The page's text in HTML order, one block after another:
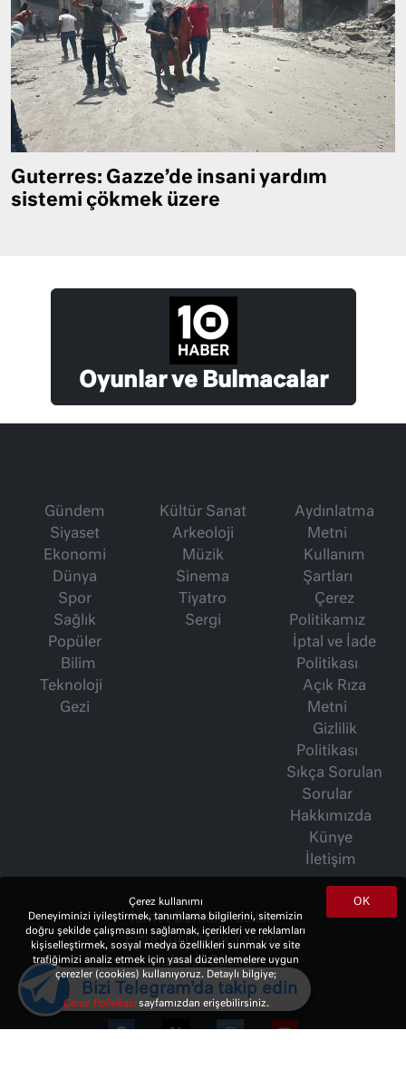
Guterres: Gazze’de insani yardım
sistemi çökmek üzere
Oyunlar ve Bulmacalar
Gündem
Siyaset
Ekonomi
Dünya
Spor
Sağlık
Popüler
Bilim
Teknoloji
Gezi
Kültür Sanat
Arkeoloji
Müzik
Sinema
Tiyatro
Sergi
Aydınlatma
Metni
Kullanım
Şartları
Çerez
Politikamız
İptal ve İade
Politikası
Açık Rıza
Metni
Gizlilik
Politikası
Sıkça Sorulan
Sorular
Hakkımızda
Künye
İletişim
İsmet Berkan Yazıları
Ertuğrul Özkök Yazıları
Haftalık Gazete
OK
Çerez kullanımı
Deneyiminizi iyileştirmek, tanımlama bilgilerini, sitemizin
doğru şekilde çalışmasını sağlamak, içerikleri ve reklamları
kişiselleştirmek, sosyal medya özellikleri sunmak ve site
trafiğimizi analiz etmek için yasal düzenlemelere uygun
çerezler (cookies) kullanıyoruz. Detaylı bilgiye;
Çerez Politikasısayfamızdan erişebilirsiniz.
Bizi Telegram'da takip edin